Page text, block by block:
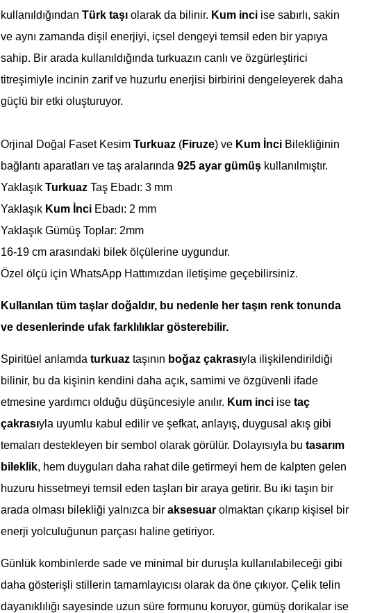
kullanıldığından Türk taşıolarak da bilinir. Kum inciise sabırlı, sakin
ve aynı zamanda dişil enerjiyi, içsel dengeyi temsil eden bir yapıya
sahip. Bir arada kullanıldığında turkuazın canlı ve özgürleştirici
titreşimiyle incinin zarif ve huzurlu enerjisi birbirini dengeleyerek daha
güçlü bir etki oluşturuyor.
Orjinal Doğal Faset Kesim Turkuaz (Firuze) ve Kum İnciBilekliğinin
bağlantı aparatları ve taş aralarında 925 ayar gümüşkullanılmıştır.
Yaklaşık Turkuaz Taş Ebadı: 3 mm
Yaklaşık Kum İnci Ebadı: 2 mm
Yaklaşık Gümüş Toplar: 2mm
16-19 cm arasındaki bilek ölçülerine uygundur.
Özel ölçü için WhatsApp Hattımızdan iletişime geçebilirsiniz.
Kullanılan tüm taşlar doğaldır, bu nedenle her taşın renk tonunda
ve desenlerinde ufak farklılıklar gösterebilir.
Spiritüel anlamda turkuaz taşının boğaz çakrasıyla ilişkilendirildiği
bilinir, bu da kişinin kendini daha açık, samimi ve özgüvenli ifade
etmesine yardımcı olduğu düşüncesiyle anılır. Kum inciise taç
çakrasıyla uyumlu kabul edilir ve şefkat, anlayış, duygusal akış gibi
temaları destekleyen bir sembol olarak görülür. Dolayısıyla bu tasarım
bileklik, hem duyguları daha rahat dile getirmeyi hem de kalpten gelen
huzuru hissetmeyi temsil eden taşları bir araya getirir. Bu iki taşın bir
arada olması bilekliği yalnızca bir aksesuar olmaktan çıkarıp kişisel bir
enerji yolculuğunun parçası haline getiriyor.
Günlük kombinlerde sade ve minimal bir duruşla kullanılabileceği gibi
daha gösterişli stillerin tamamlayıcısı olarak da öne çıkıyor. Çelik telin
dayanıklılığı sayesinde uzun süre formunu koruyor, gümüş dorikalar ise